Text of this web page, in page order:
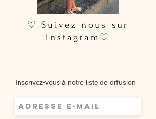
♡ Suivez nous sur
Instagram♡
Inscrivez-vous à notre liste de diffusion